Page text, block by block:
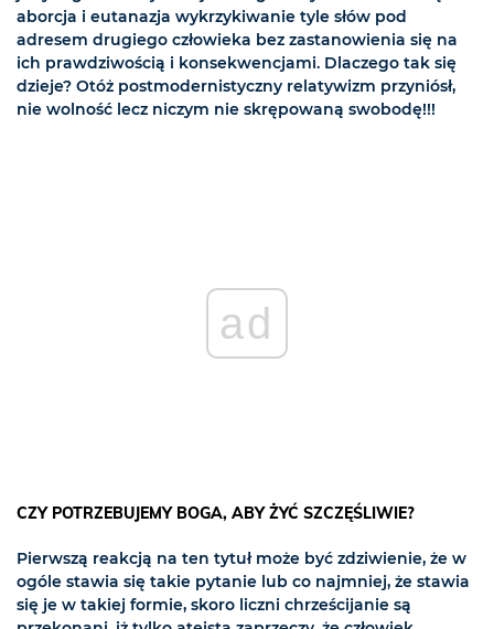
aborcja i eutanazja wykrzykiwanie tyle słów pod
adresem drugiego człowieka bez zastanowienia się na
ich prawdziwością i konsekwencjami. Dlaczego tak się
dzieje? Otóż postmodernistyczny relatywizm przyniósł,
nie wolność lecz niczym nie skrępowaną swobodę!!!
ad
CZY POTRZEBUJEMY BOGA, ABY ŻYĆ SZCZĘŚLIWIE?
Pierwszą reakcją na ten tytuł może być zdziwienie, że w
ogóle stawia się takie pytanie lub co najmniej, że stawia
się je w takiej formie, skoro liczni chrześcijanie są